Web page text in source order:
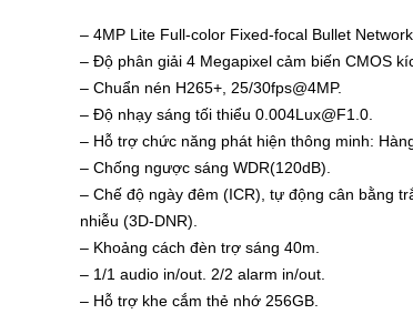
– 4MP Lite Full-color Fixed-focal Bullet Network
– Độ phân giải 4 Megapixel cảm biến CMOS
– Chuẩn nén H265+, 25/30fps@4MP.
– Độ nhạy sáng tối thiểu 0.004Lux@F1.0.
– Hỗ trợ chức năng phát hiện thông minh:
– Chống ngược sáng WDR(120dB).
– Chế độ ngày đêm (ICR), tự động cân bằng
nhiễu (3D-DNR).
– Khoảng cách đèn trợ sáng 40m.
– 1/1 audio in/out. 2/2 alarm in/out.
– Hỗ trợ khe cắm thẻ nhớ 256GB.